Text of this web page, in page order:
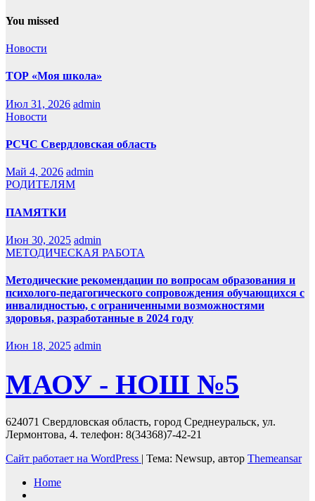
You missed
Новости
ТОР «Моя школа»
Июл 31, 2026 admin
Новости
РСЧС Свердловская область
Май 4, 2026 admin
РОДИТЕЛЯМ
ПАМЯТКИ
Июн 30, 2025 admin
МЕТОДИЧЕСКАЯ РАБОТА
Методические рекомендации по вопросам образования и
психолого-педагогического сопровождения обучающихся с
инвалидностью, с ограниченными возможностями
здоровья, разработанные в 2024 году
Июн 18, 2025 admin
МАОУ - НОШ №5
624071 Свердловская область, город Среднеуральск, ул.
Лермонтова, 4. телефон: 8(34368)7-42-21
Сайт работает на WordPress | Тема: Newsup, автор Themeansar
Home